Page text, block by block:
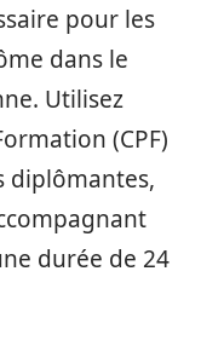
pour les
dans le
Utilisez
(CPF)
diplômantes,
durée de 24